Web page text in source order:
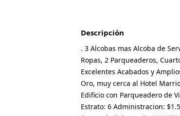
Descripción
. 3 Alcobas mas Alcoba de
Ropas, 2 Parqueaderos,
Excelentes Acabados y
Oro, muy cerca al Hotel
Edificio con Parqueadero de
Estrato: 6 Administracion: